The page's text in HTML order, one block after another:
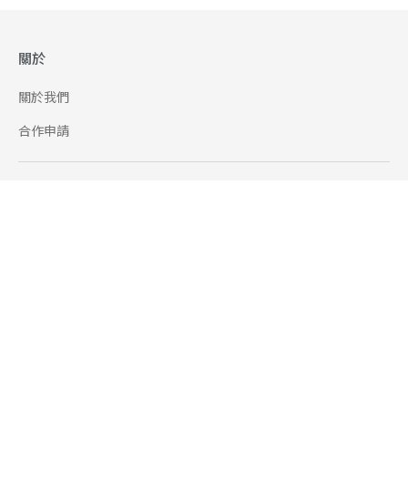
關於
關於我們
合作申請